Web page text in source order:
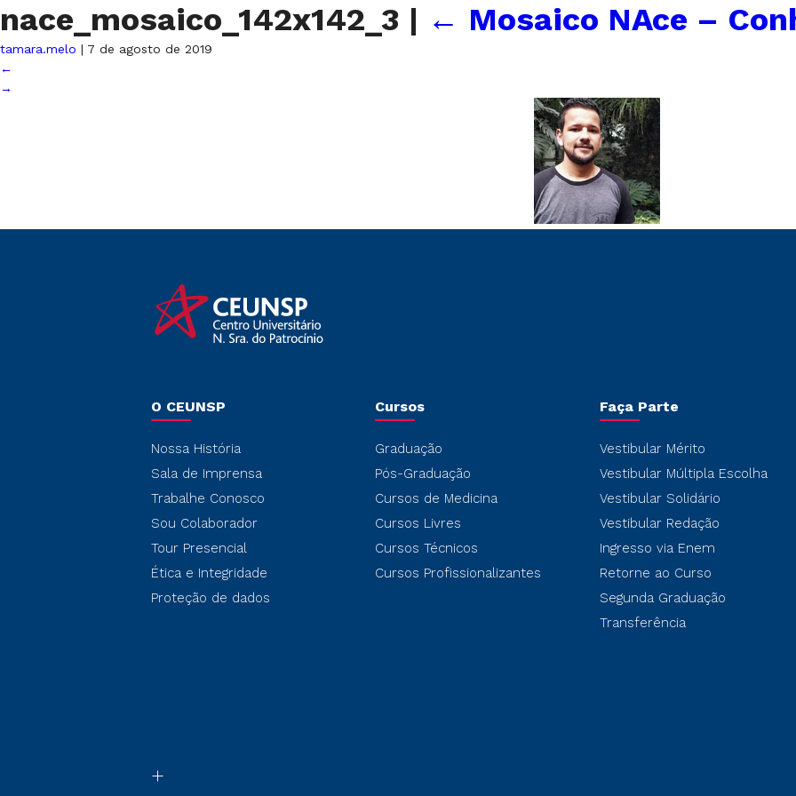
nace_mosaico_142x142_3 | ← Mosaico NAce –
tamara.melo | 7 de agosto de 2019
←
→
O CEUNSP
Nossa História
Sala de Imprensa
Trabalhe Conosco
Sou Colaborador
Tour Presencial
Ética e Integridade
Proteção de dados
Cursos
Graduação
Pós-Graduação
Cursos de Medicina
Cursos Livres
Cursos Técnicos
Cursos Profissionalizantes
Faça Parte
Vestibular Mérito
Vestibular Múltipla Escolha
Vestibular Solidário
Vestibular Redação
Ingresso via Enem
Retorne ao Curso
Segunda Graduação
Transferência